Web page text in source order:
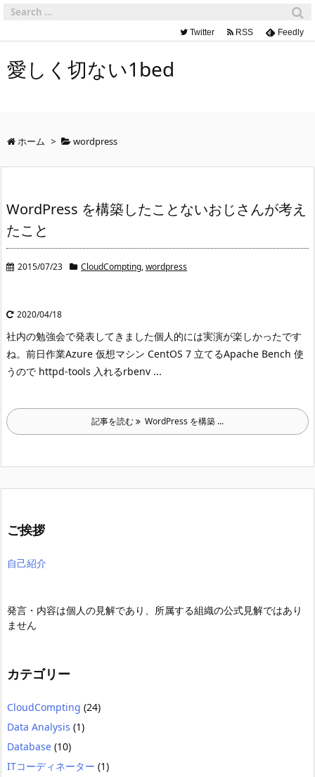
Twitter RSS Feedly
愛しく切ない1bed
ホーム > wordpress
WordPress を構築したことないおじさんが考え
たこと
2015/07/23 CloudCompting,wordpress
2020/04/18
社内の勉強会で発表してきました個人的には実演が楽しかったです
ね。 前日作業Azure 仮想マシン CentOS 7 立てるApache Bench 使
うので httpd-tools 入れるrbenv ...
記事を読む WordPress を構築 ...
ご挨拶
自己紹介
発言・内容は個人の見解であり、所属する組織の公式見解ではあり
ません
カテゴリー
CloudCompting (24)
Data Analysis (1)
Database (10)
ITコーディネーター (1)